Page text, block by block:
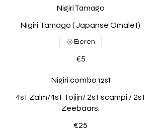
Nigiri Tamago
Nigiri Tamago ( Japanse Omalet)
€5
Eieren
Nigiri combo 12st
4st Zalm/4st Tojijn/ 2st scampi / 2st
Zeebaars.
€25